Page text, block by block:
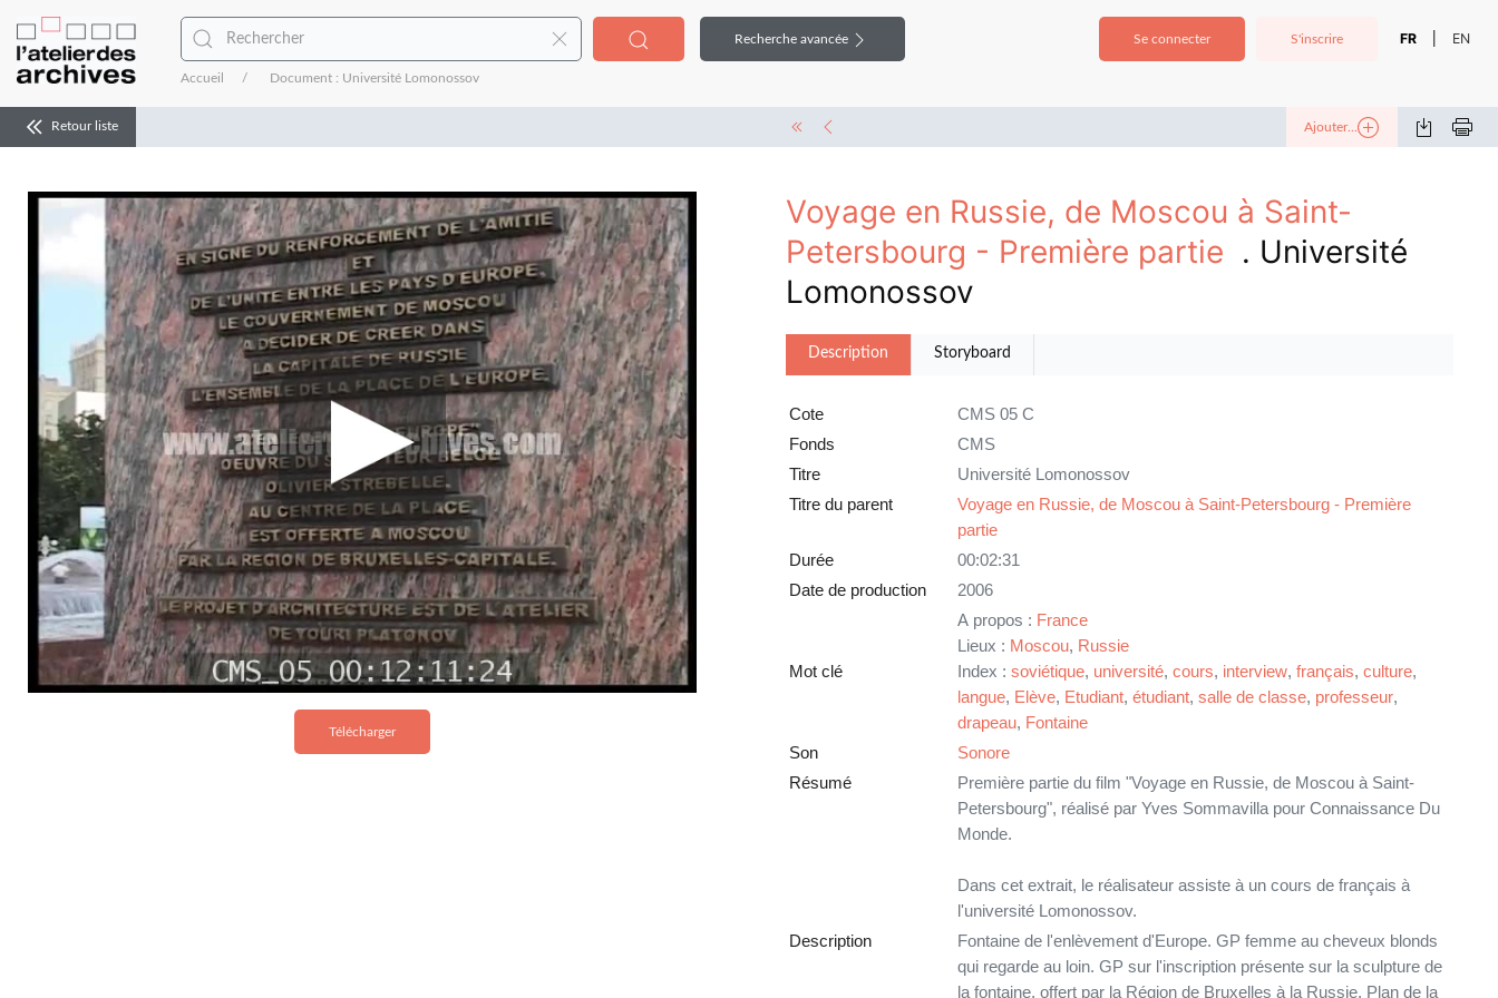
Se connecter S'inscrire FR EN
Recherche avancée
Accueil Document : Université Lomonossov
Retour liste Ajouter...
Télécharger
Voyage en Russie, de Moscou à Saint-
Petersbourg - Première partie . Université
Lomonossov
Description Storyboard
Cote
CMS 05 C
Fonds
CMS
Titre
Université Lomonossov
Titre du parent
Voyage en Russie, de Moscou à Saint-Petersbourg - Première
partie
Durée
00:02:31
Date de production
2006
Mot clé
A propos : France
Lieux : Moscou, Russie
Index : soviétique, université, cours, interview, français, culture,
langue, Elève, Etudiant, étudiant, salle de classe, professeur,
drapeau, Fontaine
Son
Sonore
Résumé
Première partie du film "Voyage en Russie, de Moscou à Saint-
Petersbourg", réalisé par Yves Sommavilla pour Connaissance Du
Monde.
Dans cet extrait, le réalisateur assiste à un cours de français à
l'université Lomonossov.
Description
Fontaine de l'enlèvement d'Europe. GP femme au cheveux blonds
qui regarde au loin. GP sur l'inscription présente sur la sculpture de
la fontaine, offert par la Région de Bruxelles à la Russie. Plan de la